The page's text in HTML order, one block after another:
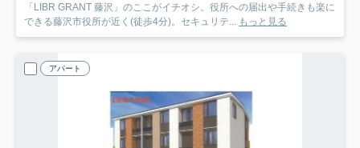
「LIBR GRANT 藤沢」のここがイチオシ。役所への届出や手続きも楽に
できる藤沢市役所が近く(徒歩4分)。セキュリテ...
もっと見る
アパート